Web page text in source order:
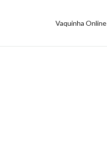
Vaquinha Online